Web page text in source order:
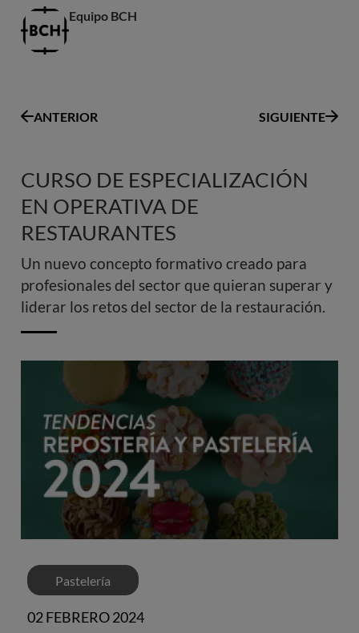
Equipo BCH
ANTERIOR SIGUIENTE
CURSO DE ESPECIALIZACIÓN
EN OPERATIVA DE
RESTAURANTES
Un nuevo concepto formativo creado para
profesionales del sector que quieran superar y
liderar los retos del sector de la restauración.
Pastelería
02 FEBRERO 2024